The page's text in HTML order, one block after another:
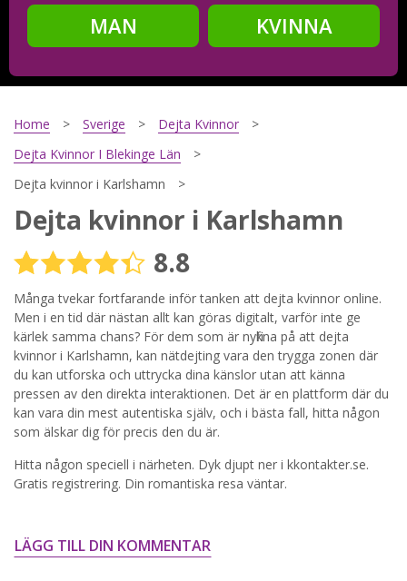
MAN
KVINNA
Steg2
Steg
Din mailadress?
Genom att registrera godkänner jagVillkorenoch
Sekretesspolicyn. Jag godkänner att ta emot information och
reklam via e-post från hemsidans operatörer. Jag kan dra
tillbaka godkännande när jag vill.
STARTA NU!
Home Sverige
Dejta Kvinnor
Dejta Kvinnor I Blekinge Län
Dejta kvinnor i Karlshamn
Dejta kvinnor i Karlshamn
8.8
Många tvekar fortfarande inför tanken att dejta kvinnor online.
Men i en tid där nästan allt kan göras digitalt, varför inte ge
kärlek samma chans? För dem som är nyfikna på att dejta
kvinnor i Karlshamn, kan nätdejting vara den trygga zonen där
du kan utforska och uttrycka dina känslor utan att känna
pressen av den direkta interaktionen. Det är en plattform där du
kan vara din mest autentiska själv, och i bästa fall, hitta någon
som älskar dig för precis den du är.
Hitta någon speciell i närheten. Dyk djupt ner i kkontakter.se.
Gratis registrering. Din romantiska resa väntar.
LÄGG TILL DIN KOMMENTAR